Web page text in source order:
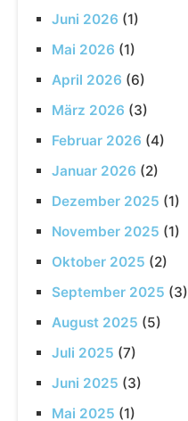
Juni 2026 (1)
Mai 2026 (1)
April 2026 (6)
März 2026 (3)
Februar 2026 (4)
Januar 2026 (2)
Dezember 2025 (1)
November 2025 (1)
Oktober 2025 (2)
September 2025 (3)
August 2025 (5)
Juli 2025 (7)
Juni 2025 (3)
Mai 2025 (1)